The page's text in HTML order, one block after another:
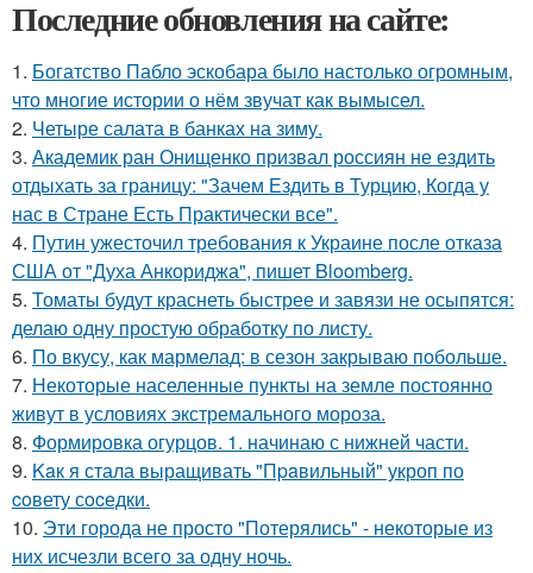
Последние обновления на сайте:
1. Богатство Пабло эскобара было настолько огромным,
что многие истории о нём звучат как вымысел.
2. Четыре салата в банках на зиму.
3. Академик ран Онищенко призвал россиян не ездить
отдыхать за границу: "Зачем Ездить в Турцию, Когда у
нас в Стране Есть Практически все".
4. Путин ужесточил требования к Украине после отказа
США от "Духа Анкориджа", пишет Bloomberg.
5. Томаты будут краснеть быстрее и завязи не осыпятся:
делаю одну простую обработку по листу.
6. По вкусу, как мармелад: в сезон закрываю побольше.
7. Некоторые населенные пункты на земле постоянно
живут в условиях экстремального мороза.
8. Формировка огурцов. 1. начинаю с нижней части.
9. Kaк я стала выращивать "Пpaвильный" укроп по
coвету сocедки.
10. Эти города не просто "Потерялись" - некоторые из
них исчезли всего за одну ночь.